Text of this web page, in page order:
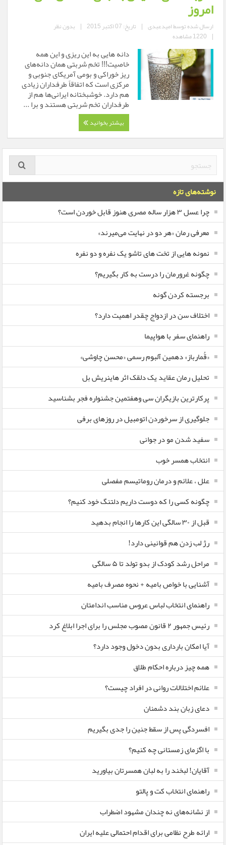
امروز
ارسال شده توسطامیدعبدی | تاریخ: 07 اکتبر 2015 | بدون نظر
| 1220 مشاهده
دانه هایی به این ریزی و این همه
خاصیت!!! تخم شربتی همان دانه‌های
ریز خوراکی و بومی آمریکای جنوبی و
مرکزی است که اتفاقاً طرفداران زیادی
هم دارد. خوشبختانه ایرانی‌ها هم از
طرفداران تخم شربتی هستند و برا ...
بیشتر بخوانید
نوشته‌های تازه
چرا عسل ۳ هزار ساله‌ مصری هنوز قابل خوردن است؟
معرفی رمان «هر دو در نهایت می‌میرند»
نمونه هایی از تخت های تاشو یک نفره و دو نفره
چگونه غرورمان را درست به کار بگیریم؟
برجسته کردن گونه
اختلاف سن در ازدواج چقدر اهمیت دارد؟
راهنمای سفر با هواپیما
«قُمارباز» دهمین آلبوم رسمی «محسن چاوشی»
تحلیل رمان عقاید یک دلقک اثر هاینریش بل
پرکارترین بازیگران سی وهفتمین جشنواره فجر بشناسید
جلوگیری از سرخوردن اتومبیل در روزهای برفی
سفید شدن مو در جوانی
انتخاب همسر خوب
علل ، علائم و درمان روماتیسم مفصلی
چگونه کسی را که دوست داریم دلتنگ خود کنیم؟
قبل از ۳۰ سالگی این کارها را انجام بدهید
رژ لب زدن هم قوانینی دارد!
مراحل رشد کودک از بدو تولد تا ۵ سالگی
آشنایی با خواص بامیه + نحوه مصرف بامیه
راهنمای انتخاب لباس عروس مناسب اندامتان
رئیس جمهور ۲ قانون مصوب مجلس را برای اجرا ابلاغ کرد
آیا امکان بارداری بدون دخول وجود دارد؟
همه چیز درباره احکام طلاق
علائم اختلالات روانی در افراد چیست؟
دعای زبان بند دشمنان
افسردگی پس از سقط جنین را جدی بگیریم
با اگزمای زمستانی چه کنیم؟
آقایان! لبخند را به لبان همسرتان بیاورید
راهنمای انتخاب کت و پالتو
از نشانه‌های نه چندان مشهود اضطراب
ارائه طرح نظامی برای اقدام احتمالی علیه ایران